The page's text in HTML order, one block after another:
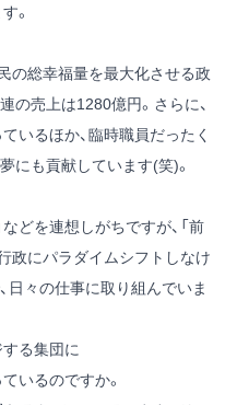
。
の総幸福量を最大化させる政
の売上は1280億円。さらに、
いるほか、臨時職員だったく
にも貢献しています(笑)。
などを連想しがちですが、「前
政にパラダイムシフトしなけ
日々の仕事に取り組んでいま
る集団に
いるのですか。